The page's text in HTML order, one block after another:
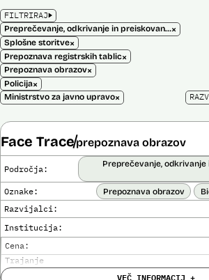
FILTRIRAJ
Preprečevanje, odkrivanje in preiskovanje kaznivih dejanj×
Splošne storitve×
Prepoznava registrskih tablic×
Prepoznava obrazov×
Policija×
Ministrstvo za javno upravo×
Face Traceprepoznava obrazov
Področja:
Preprečevanje,
Oznake: Prepoznava obrazov
Razvijalci:
Institucija:
Cena:
Trajanje
licence:
VEČ INFORMACIJ +